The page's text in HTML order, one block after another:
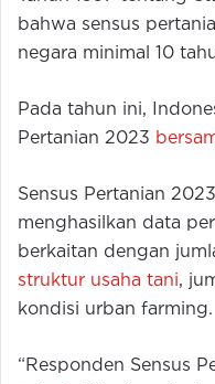
bahwa sensus
negara minimal 10
Pada tahun ini,
Pertanian 2023
Sensus Pertanian
menghasilkan data
berkaitan dengan
struktur usaha tani,
kondisi urban farming.
“Responden Sensus